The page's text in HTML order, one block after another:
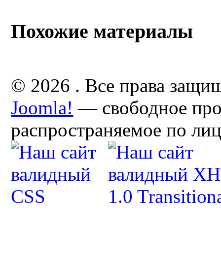
Похожие материалы
© 2026 . Все права
Joomla! — свободное
распространяемое по